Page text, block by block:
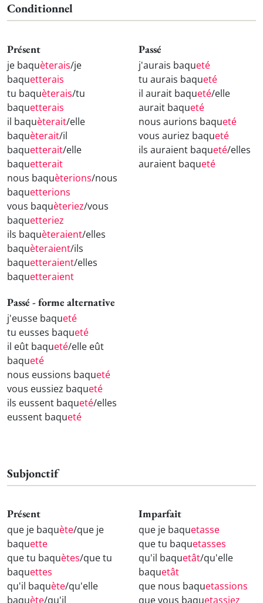
Conditionnel
Présent
je baquèterais/je
baquetterais
tu baquèterais/tu
baquetterais
il baquèterait/elle
baquèterait/il
baquetterait/elle
baquetterait
nous baquèterions/nous
baquetterions
vous baquèteriez/vous
baquetteriez
ils baquèteraient/elles
baquèteraient/ils
baquetteraient/elles
baquetteraient
Passé
j'aurais baqueté
tu aurais baqueté
il aurait baqueté/elle
aurait baqueté
nous aurions baqueté
vous auriez baqueté
ils auraient baqueté/elles
auraient baqueté
Passé - forme alternative
j'eusse baqueté
tu eusses baqueté
il eût baqueté/elle eût
baqueté
nous eussions baqueté
vous eussiez baqueté
ils eussent baqueté/elles
eussent baqueté
Subjonctif
Présent
que je baquète/que je
baquette
que tu baquètes/que tu
baquettes
qu'il baquète/qu'elle
baquète/qu'il
Imparfait
que je baquetasse
que tu baquetasses
qu'il baquetât/qu'elle
baquetât
que nous baquetassions
que vous baquetassiez